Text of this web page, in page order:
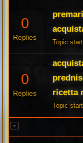
0
Replies
Topic
0
Replies
ricetta
Topic